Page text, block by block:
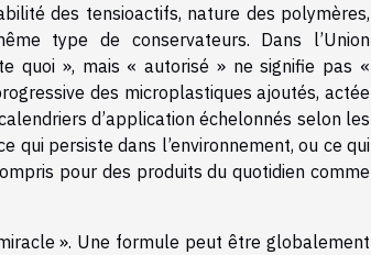
des tensioactifs, nature des polymères,
type de conservateurs. Dans l’Union
quoi », mais « autorisé » ne signifie pas «
des microplastiques ajoutés, actée
d’application échelonnés selon les
qui persiste dans l’environnement, ou ce qui
pour des produits du quotidien comme
». Une formule peut être globalement